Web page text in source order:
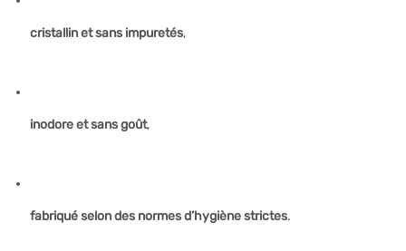
cristallin et sans impuretés,
inodore et sans goût,
fabriqué selon des normes d’hygiène strictes.